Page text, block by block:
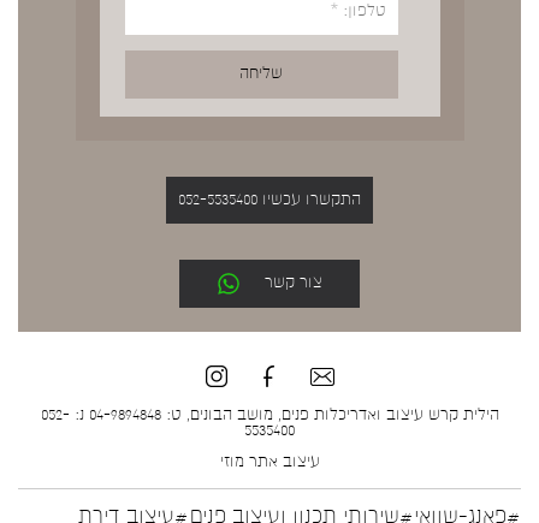
התקשרו עכשיו 052-5535400
צור קשר
הילית קרש עיצוב ואדריכלות פנים, מושב הבונים, ט: 04-9894848 נ: 052-
5535400
עיצוב אתר מוזי
#פאנג-שוואי#שירותי תכנון ועיצוב פנים#עיצוב דירת